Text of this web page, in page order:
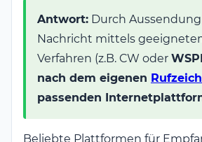
Antwort: Durch
Nachricht mittels
Verfahren (z.B. CW oder
nach dem eigenen
passenden
Beliebte Plattformen für